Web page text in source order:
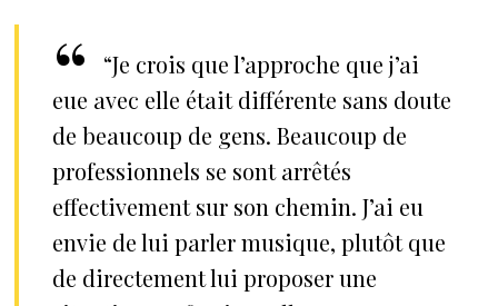
“Je crois que l’approche que j’ai
eue avec elle était différente sans doute
de beaucoup de gens. Beaucoup de
professionnels se sont arrêtés
effectivement sur son chemin. J’ai eu
envie de lui parler musique, plutôt que
de directement lui proposer une